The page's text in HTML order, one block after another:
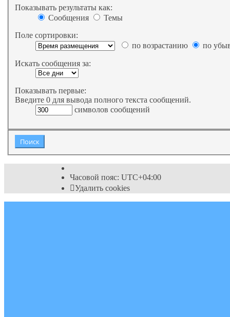
Показывать результаты как:
Сообщения
Темы
Поле сортировки:
по возрастанию
по
Искать сообщения за:
Показывать первые:
Введите 0 для вывода полного текста сообщений.
символов сообщений
Часовой пояс: UTC+04:00
Удалить cookies